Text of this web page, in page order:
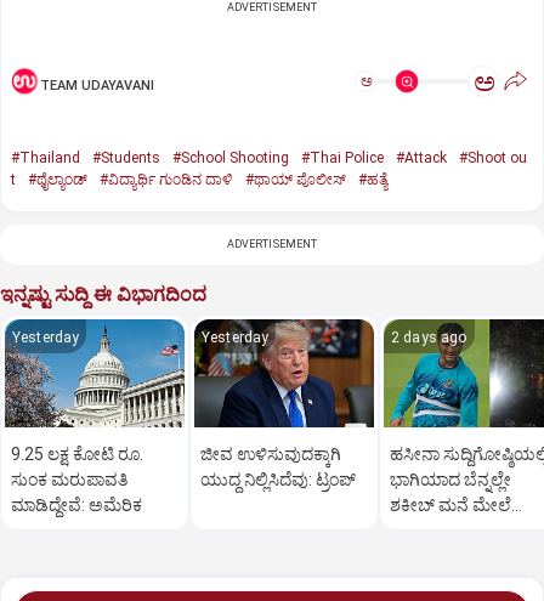
ADVERTISEMENT
TEAM UDAYAVANI ಅ ಅ
#Thailand #Students #School Shooting #Thai Police #Attack
#Shoot ou
t
#ಥೈಲ್ಯಾಂಡ್‌ #ವಿದ್ಯಾರ್ಥಿ ಗುಂಡಿನ ದಾಳಿ #ಥಾಯ್‌ ಪೊಲೀಸ್‌ #ಹತ್ಯೆ
ADVERTISEMENT
ಇನ್ನಷ್ಟು ಸುದ್ದಿ ಈ ವಿಭಾಗದಿಂದ
Yesterday
9.25 ಲಕ್ಷ ಕೋಟಿ ರೂ.
ಸುಂಕ ಮರುಪಾವತಿ
ಮಾಡಿದ್ದೇವೆ: ಅಮೆರಿಕ
Yesterday
ಜೀವ ಉಳಿಸುವುದಕ್ಕಾಗಿ
ಯುದ್ಧ ನಿಲ್ಲಿಸಿದೆವು: ಟ್ರಂಪ್‌
2 days ago
ಹಸೀನಾ
ಭಾಗಿಯಾದ ಬೆನ್ನಲ್ಲೇ
ಶಕೀಬ್ ಮನೆ ಮೇಲೆ